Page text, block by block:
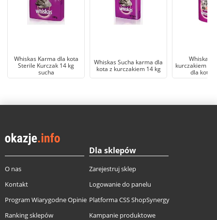
Whiskas Karma dla kota
Sterile Kurczak 14 kg
sucha
Whiskas Sucha karma dla
kota z kurczakiem 14 kg
Whiskas
kurczakiem -
dla kota -
O nas
Kontakt
Program Wiarygodne Opinie
Ranking sklepów
Dla sklepów
Zarejestruj sklep
Logowanie do panelu
Platforma CSS ShopSynergy
Kampanie produktowe